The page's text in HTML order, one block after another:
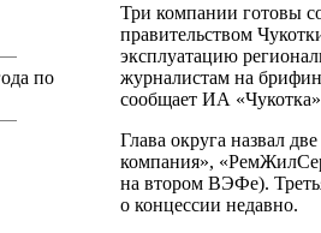
Три компании готовы
правительством
эксплуатацию
журналистам на
сообщает ИА
Глава округа назвал
компания»,
на втором ВЭФе).
о концессии недавно.